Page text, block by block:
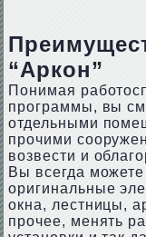
“Аркон”
Понимая
программы, вы
отдельными
прочими
возвести и
Вы всегда
оригинальные
окна, лестницы,
прочее, менять